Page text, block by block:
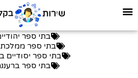
בתי ספר יהודיים
בתי ספר
בתי ספר יסודיים
בתי ספר ברעננה